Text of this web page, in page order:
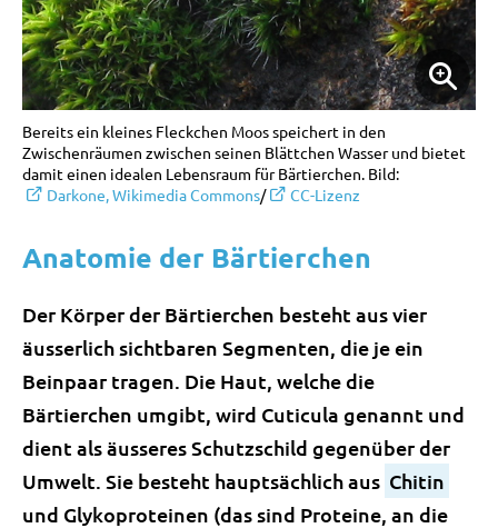
Bereits ein kleines Fleckchen Moos speichert in den
Zwischenräumen zwischen seinen Blättchen Wasser und bietet
damit einen idealen Lebensraum für Bärtierchen. Bild:
Darkone, Wikimedia Commons/ CC-Lizenz
Anatomie der Bärtierchen
Der Körper der Bärtierchen besteht aus vier
äusserlich sichtbaren Segmenten, die je ein
Beinpaar tragen. Die Haut , welche die
Bärtierchen umgibt, wird Cuticula genannt und
dient als äusseres Schutzschild gegenüber der
Umwelt. Sie besteht hauptsächlich aus Chitin
und Glykoproteinen (das sind Proteine, an die